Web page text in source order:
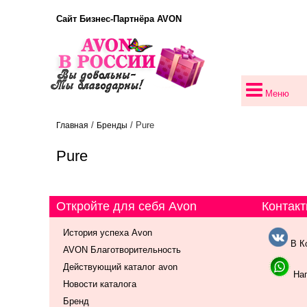
Сайт Бизнес-Партнёра AVON
Меню
Главная / Бренды / Pure
Pure
Откройте для себя Avon
История успеха Avon
AVON Благотворительность
Действующий каталог avon
Новости каталога
Бренд
В